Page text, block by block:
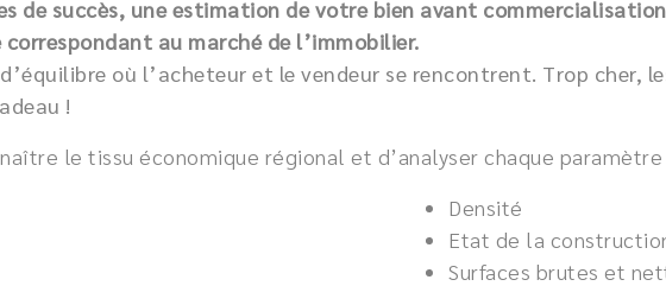
de succès, une estimation de votre bien avant
au marché de l’immobilier.
où l’acheteur et le vendeur se rencontrent. Trop cher,
!
le tissu économique régional et d’analyser chaque
Densité
Etat de la
Surfaces brutes et